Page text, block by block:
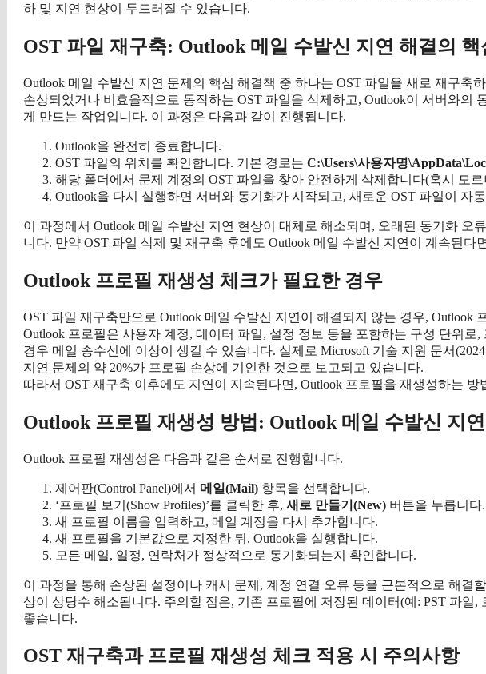
하 및 지연 현상이 두드러질 수 있습니다.
OST 파일 재구축: Outlook 메일 수발신 지연 해결의 핵
Outlook 메일 수발신 지연 문제의 핵심 해결책 중 하나는 OST 파일을 새로 재구축
손상되었거나 비효율적으로 동작하는 OST 파일을 삭제하고, Outlook이 서버와의
게 만드는 작업입니다. 이 과정은 다음과 같이 진행됩니다.
Outlook을 완전히 종료합니다.
OST 파일의 위치를 확인합니다. 기본 경로는 C:\Users\사용자명
해당 폴더에서 문제 계정의 OST 파일을 찾아 안전하게 삭제합니다(혹시 모
Outlook을 다시 실행하면 서버와 동기화가 시작되고, 새로운 OST 파일이 자
이 과정에서 Outlook 메일 수발신 지연 현상이 대체로 해소되며, 오래된 동기화 오
니다. 만약 OST 파일 삭제 및 재구축 후에도 Outlook 메일 수발신 지연이 계속된다
Outlook 프로필 재생성 체크가 필요한 경우
OST 파일 재구축만으로 Outlook 메일 수발신 지연이 해결되지 않는 경우, Outlook
Outlook 프로필은 사용자 계정, 데이터 파일, 설정 정보 등을 포함하는 구성 단위로
경우 메일 송수신에 이상이 생길 수 있습니다. 실제로 Microsoft 기술 지원 문서
지연 문제의 약 20%가 프로필 손상에 기인한 것으로 보고되고 있습니다.
따라서 OST 재구축 이후에도 지연이 지속된다면, Outlook 프로필을 재생성하는
Outlook 프로필 재생성 방법: Outlook 메일 수발신 지
Outlook 프로필 재생성은 다음과 같은 순서로 진행합니다.
제어판(Control Panel)에서 메일(Mail) 항목을 선택합니다.
‘프로필 보기(Show Profiles)’를 클릭한 후, 새로 만들기(New) 버튼을 누릅니다.
새 프로필 이름을 입력하고, 메일 계정을 다시 추가합니다.
새 프로필을 기본값으로 지정한 뒤, Outlook을 실행합니다.
모든 메일, 일정, 연락처가 정상적으로 동기화되는지 확인합니다.
이 과정을 통해 손상된 설정이나 캐시 문제, 계정 연결 오류 등을 근본적으로 해결
상이 상당수 해소됩니다. 주의할 점은, 기존 프로필에 저장된 데이터(예: PST 파일,
좋습니다.
OST 재구축과 프로필 재생성 체크 적용 시 주의사항